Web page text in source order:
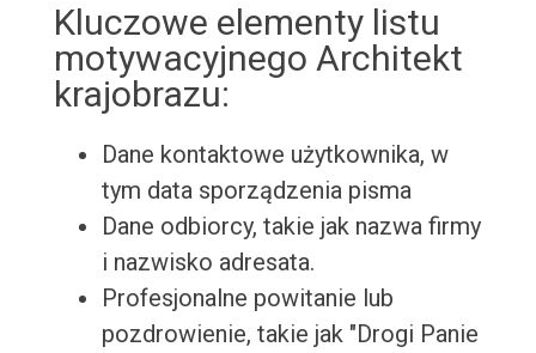
Kluczowe elementy listu
motywacyjnego Architekt
krajobrazu:
Dane kontaktowe użytkownika, w
tym data sporządzenia pisma
Dane odbiorcy, takie jak nazwa firmy
i nazwisko adresata.
Profesjonalne powitanie lub
pozdrowienie, takie jak "Drogi Panie